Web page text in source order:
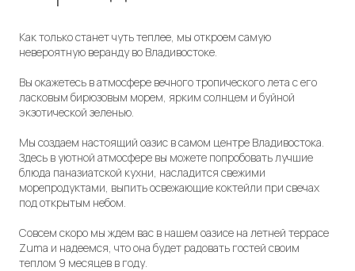
Как только станет чуть теплее, мы откроем самую
невероятную веранду во Владивостоке.
Вы окажетесь в атмосфере вечного тропического лета с его
ласковым бирюзовым морем, ярким солнцем и буйной
экзотической зеленью.
Мы создаем настоящий оазис в самом центре Владивостока.
Здесь в уютной атмосфере вы можете попробовать лучшие
блюда паназиатской кухни, насладится свежими
морепродуктами, выпить освежающие коктейли при свечах
под открытым небом.
Совсем скоро мы ждем вас в нашем оазисе на летней террасе
Zuma и надеемся, что она будет радовать гостей своим
теплом 9 месяцев в году.